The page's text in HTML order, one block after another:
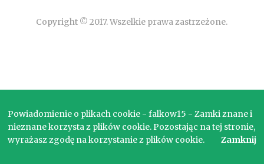
Copyright © 2017. Wszelkie prawa zastrzeżone.
Powiadomienie o plikach cookie - falkow15 - Zamki znane i
nieznane korzysta z plików cookie. Pozostając na tej stronie,
wyrażasz zgodę na korzystanie z plików cookie.
Zamknij